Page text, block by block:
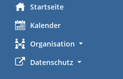
Startseite
Kalender
Organisation
Datenschutz